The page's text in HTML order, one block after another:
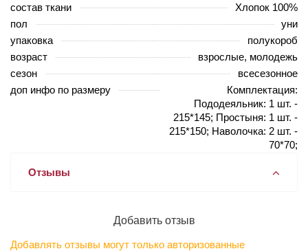
состав ткани
Хлопок 100%
пол
уни
упаковка
полукороб
возраст
взрослые, молодежь
сезон
всесезонное
доп инфо по размеру
Комплектация:
Пододеяльник: 1 шт. -
215*145; Простыня: 1 шт. -
215*150; Наволочка: 2 шт. -
70*70;
Отзывы
Добавить отзыв
Добавлять отзывы могут только авторизованные